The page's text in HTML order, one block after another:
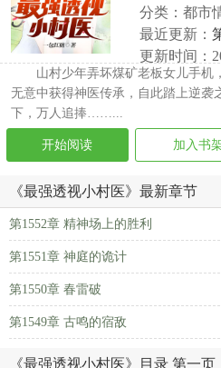
分类：都市
最近更新：
更新时间：
山村少年弄坏煤矿老板女儿手
无意中获得神医传承，自此踏上逆袭
下，万人追捧……...
开始阅读 加入书
《最强透视小村医》最新章节
第1552章 精神场上的胜利
第1551章 神庭的诡计
第1550章 春雷破
第1549章 古鸣的宿敌
《最强透视小村医》目录 第一页